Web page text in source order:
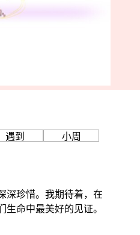
深珍惜。我期待着，在
命中最美好的见证。